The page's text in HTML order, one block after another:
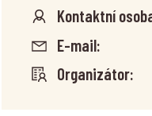
Kontaktní
E-mail:
Organizátor: